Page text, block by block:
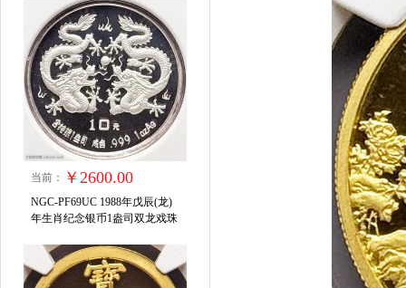
当前： ￥2600.00
NGC-PF69UC 1988年戊辰(龙)
年生肖纪念银币1盎司双龙戏珠